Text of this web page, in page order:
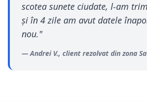
scotea sunete ciudate, l-am
și în 4 zile am avut datele
nou."
—Andrei V., client rezolvat din zona